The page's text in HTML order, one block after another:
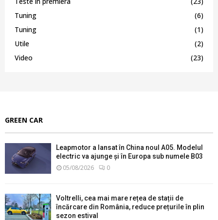
Tuning
(6)
Tuning
(1)
Utile
(2)
Video
(23)
GREEN CAR
Leapmotor a lansat în China noul A05. Modelul
electric va ajunge și în Europa sub numele B03
05/08/2026 0
Voltrelli, cea mai mare rețea de stații de
încărcare din România, reduce prețurile în plin
sezon estival